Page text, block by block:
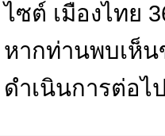
ไซต์ เมืองไทย
หากท่านพบเห็
ดำเนินการต่อไ